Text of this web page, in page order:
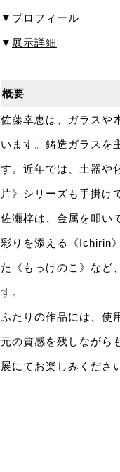
▼ プロフィール
▼ 展示詳細
概要
佐藤幸恵は、ガラスや
います。鋳造ガラスを
す。近年では、土器や
片》シリーズも手掛け
佐瀬梓は、金属を叩い
彩りを添える《Ichirin
た《もっけのこ》など
す。
ふたりの作品には、使
元の質感を残しながら
展にてお楽しみくださ